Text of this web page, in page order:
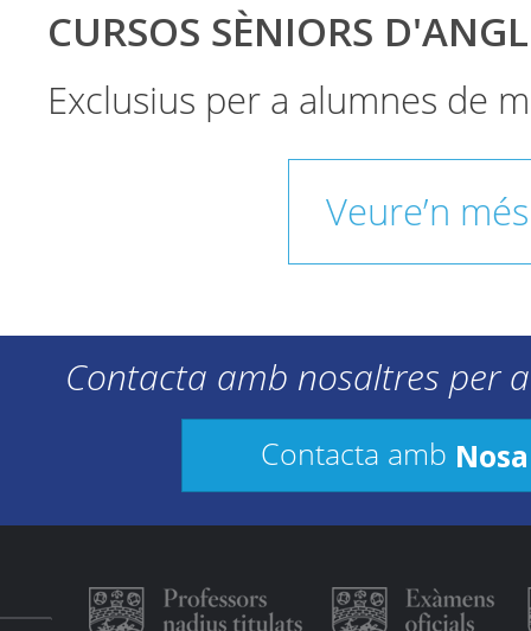
CURSOS SÈNIORS
Exclusius per a alumnes de
Veure’n més
Contacta amb nosaltres per
Contacta amb